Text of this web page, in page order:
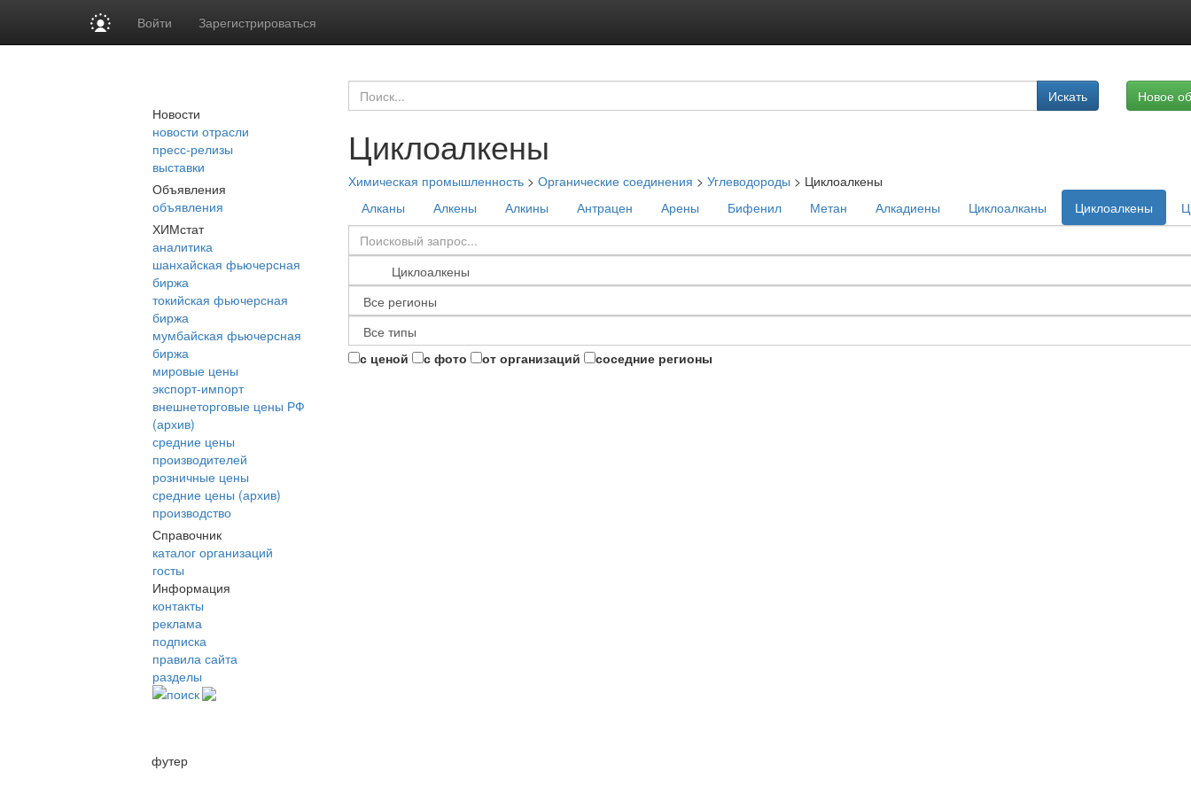
Войти Зарегистрироваться
Новости
новости отрасли
пресс-релизы
выставки
Объявления
объявления
ХИМстат
аналитика
шанхайская фьючерсная
биржа
токийская фьючерсная
биржа
мумбайская фьючерсная
биржа
мировые цены
экспорт-импорт
внешнеторговые цены РФ
(архив)
средние цены
производителей
розничные цены
средние цены (архив)
производство
Справочник
каталог организаций
госты
Информация
контакты
реклама
подписка
правила сайта
разделы
поиск
Искать Новое
Циклоалкены
Химическая промышленность > Органические соединения > Углеводороды > Циклоалкены
Алканы
Алкены Алкины Антрацен Арены Бифенил Метан Алкадиены Циклоалканы Циклоалкены
с ценой с фото от организаций соседние регионы
футер